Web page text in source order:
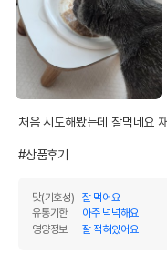
처음 시도해봤는데 잘먹네요
#상품후기
맛(기호성)
잘 먹어요
유통기한
아주 넉넉해요
영양정보
잘 적혀있어요